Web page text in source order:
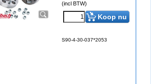
(incl BTW)
Koop nu
S90-4-30-037*2053